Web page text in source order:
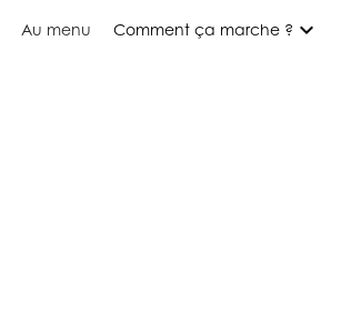
Au menu Comment ça marche ? expand_more